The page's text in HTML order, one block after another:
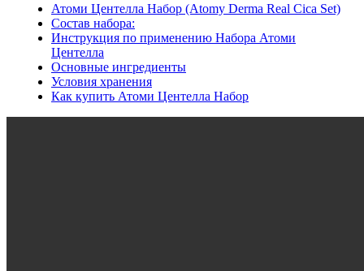
Атоми Центелла Набор (Atomy Derma Real Cica Set)
Состав набора:
Инструкция по применению Набора Атоми
Центелла
Основные ингредиенты
Условия хранения
Как купить Атоми Центелла Набор